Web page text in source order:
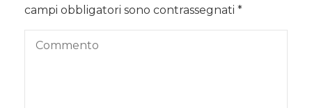
campi obbligatori sono contrassegnati *